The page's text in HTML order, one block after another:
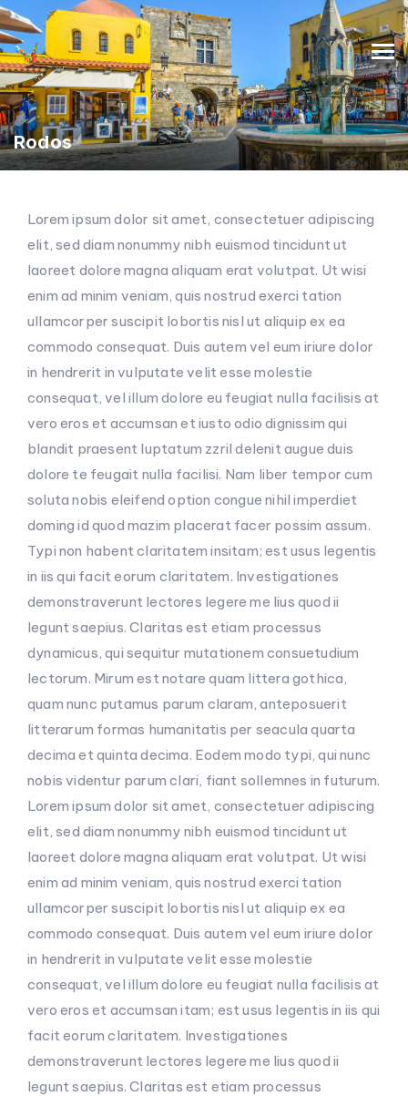
Rodos
Lorem ipsum dolor sit amet, consectetuer adipiscing
elit, sed diam nonummy nibh euismod tincidunt ut
laoreet dolore magna aliquam erat volutpat. Ut wisi
enim ad minim veniam, quis nostrud exerci tation
ullamcorper suscipit lobortis nisl ut aliquip ex ea
commodo consequat. Duis autem vel eum iriure dolor
in hendrerit in vulputate velit esse molestie
consequat, vel illum dolore eu feugiat nulla facilisis at
vero eros et accumsan et iusto odio dignissim qui
blandit praesent luptatum zzril delenit augue duis
dolore te feugait nulla facilisi. Nam liber tempor cum
soluta nobis eleifend option congue nihil imperdiet
doming id quod mazim placerat facer possim assum.
Typi non habent claritatem insitam; est usus legentis
in iis qui facit eorum claritatem. Investigationes
demonstraverunt lectores legere me lius quod ii
legunt saepius. Claritas est etiam processus
dynamicus, qui sequitur mutationem consuetudium
lectorum. Mirum est notare quam littera gothica,
quam nunc putamus parum claram, anteposuerit
litterarum formas humanitatis per seacula quarta
decima et quinta decima. Eodem modo typi, qui nunc
nobis videntur parum clari, fiant sollemnes in futurum.
Lorem ipsum dolor sit amet, consectetuer adipiscing
elit, sed diam nonummy nibh euismod tincidunt ut
laoreet dolore magna aliquam erat volutpat. Ut wisi
enim ad minim veniam, quis nostrud exerci tation
ullamcorper suscipit lobortis nisl ut aliquip ex ea
commodo consequat. Duis autem vel eum iriure dolor
in hendrerit in vulputate velit esse molestie
consequat, vel illum dolore eu feugiat nulla facilisis at
vero eros et accumsan itam; est usus legentis in iis qui
facit eorum claritatem. Investigationes
demonstraverunt lectores legere me lius quod ii
legunt saepius. Claritas est etiam processus